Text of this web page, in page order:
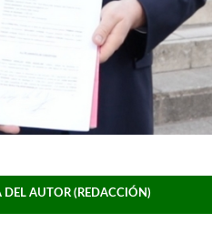
DEL AUTOR (REDACCIÓN)